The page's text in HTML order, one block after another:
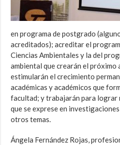
en programa de postgrado
acreditados); acreditar el
Ciencias Ambientales y la del
ambiental que crearán el próximo
estimularán el crecimiento
académicas y académicos que
facultad; y trabajarán para lograr
que se exprese en
otros temas.
Ángela Fernández Rojas,